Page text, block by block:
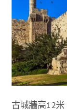
古城牆高12